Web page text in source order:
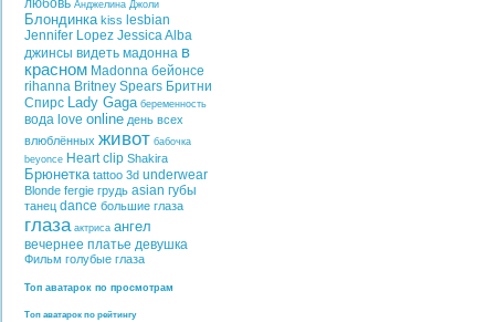
любовь Анджелина Джоли
Блондинка kiss lesbian
Jennifer Lopez Jessica Alba
джинсы видеть мадонна в
красном Madonna бейонсе
rihanna Britney Spears Бритни
Спирс Lady Gaga беременность
вода love online день всех
влюблённых живот бабочка
beyonce Heart clip Shakira
Брюнетка tattoo 3d underwear
Blonde fergie грудь asian губы
танец dance большие глаза
глаза актриса ангел
вечернее платье девушка
Фильм голубые глаза
Топ аватарок по просмотрам
Топ аватарок по рейтингу